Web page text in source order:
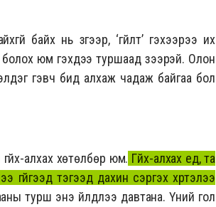
байх нь зүгээр, ‘гүйлт’ гэхээрээ их
болох юм гэхдээ туршаад үзээрэй. Олон
гэвч бид алхаж чадаж байгаа бол
алхах хөтөлбөр юм. Гүйх-алхах үед, та
гүйгээд тэгээд дахин сэргэх хүртэлээ
турш энэ үйлдлээ давтана. Үүний гол